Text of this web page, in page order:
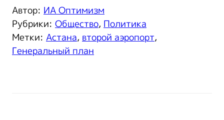
Автор: ИА Оптимизм
Рубрики: Общество, Политика
Метки: Астана, второй аэропорт,
Генеральный план